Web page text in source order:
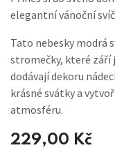
elegantní vánoční
Tato nebesky modrá
stromečky, které září
dodávají dekoru
krásné svátky a
atmosféru.
229,00 Kč